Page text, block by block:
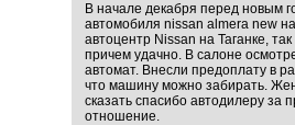
В начале декабря перед новым
автомобиля nissan almera new
автоцентр Nissan на Таганке,
причем удачно. В салоне
автомат. Внесли предоплату в
что машину можно забирать.
сказать спасибо автодилеру за
отношение.